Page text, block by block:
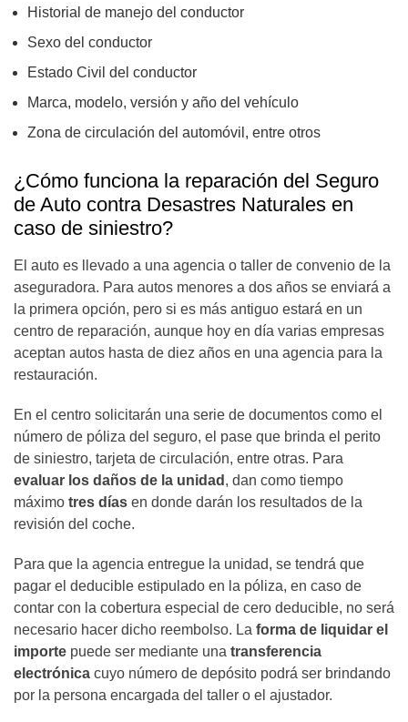
Historial de manejo del conductor
Sexo del conductor
Estado Civil del conductor
Marca, modelo, versión y año del vehículo
Zona de circulación del automóvil, entre otros
¿Cómo funciona la reparación del Seguro
de Auto contra Desastres Naturales en
caso de siniestro?
El auto es llevado a una agencia o taller de convenio de la
aseguradora. Para autos menores a dos años se enviará a
la primera opción, pero si es más antiguo estará en un
centro de reparación, aunque hoy en día varias empresas
aceptan autos hasta de diez años en una agencia para la
restauración.
En el centro solicitarán una serie de documentos como el
número de póliza del seguro, el pase que brinda el perito
de siniestro, tarjeta de circulación, entre otras. Para
evaluar los daños de la unidad , dan como tiempo
máximo tres días en donde darán los resultados de la
revisión del coche.
Para que la agencia entregue la unidad, se tendrá que
pagar el deducible estipulado en la póliza, en caso de
contar con la cobertura especial de cero deducible, no será
necesario hacer dicho reembolso. La forma de liquidar el
importe puede ser mediante una transferencia
electrónica cuyo número de depósito podrá ser brindando
por la persona encargada del taller o el ajustador.